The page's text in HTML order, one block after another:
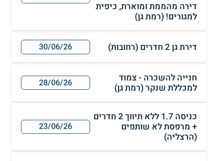
דירה מהממת ומוארת, כיפית
למגורים! (רמת גן)
דירת גן 2 חדרים (רחובות) 30/06/26
חנייה להשכרה - צמוד
למכללת שנקר (רמת גן)
28/06/26
כניסה 1.7 ללא תיווך 2 חדרים
+ מרפסת לא שותפים
(הרצליה)
23/06/26